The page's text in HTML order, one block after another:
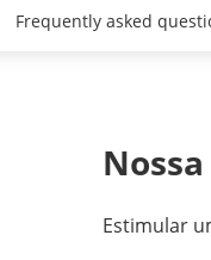
Frequently asked
Estimular